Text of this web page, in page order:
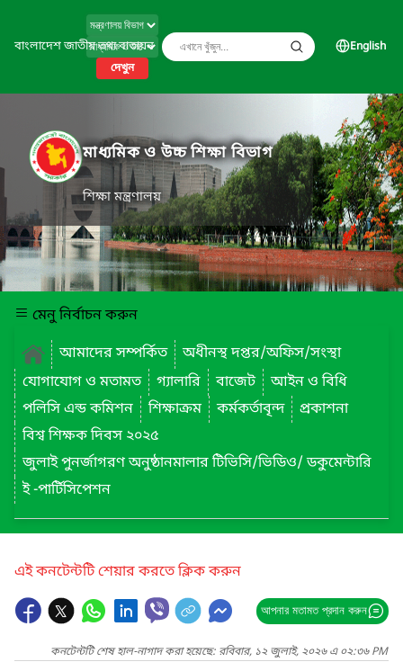
বাংলাদেশ জাতীয় তথ্য বাতায়ন
দেখুন
English
মাধ্যমিক ও উচ্চ শিক্ষা বিভাগ
শিক্ষা মন্ত্রণালয়
মেনু নির্বাচন করুন
আমাদের সম্পর্কিত
অধীনস্থ দপ্তর/অফিস/সংস্থা
যোগাযোগ ও মতামত
গ্যালারি বাজেট
আইন ও বিধি
পলিসি এন্ড কমিশন
শিক্ষাক্রম কর্মকর্তাবৃন্দ
প্রকাশনা
বিশ্ব শিক্ষক দিবস ২০২৫
জুলাই পুনর্জাগরণ অনুষ্ঠানমালার টিভিসি/ভিডিও/ ডকুমেন্টারি
ই -পার্টিসিপেশন
এই কনটেন্টটি শেয়ার করতে ক্লিক করুন
আপনার মতামত প্রদান করুন
কনটেন্টটি শেষ হাল-নাগাদ করা হয়েছে: রবিবার, ১২ জুলাই, ২০২৬ এ ০২:৩৬ PM